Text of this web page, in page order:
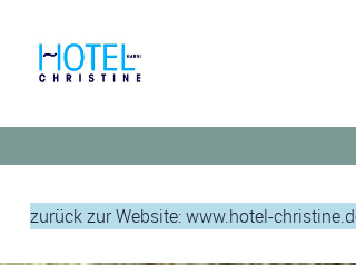
zurück zur Website: www.hotel-